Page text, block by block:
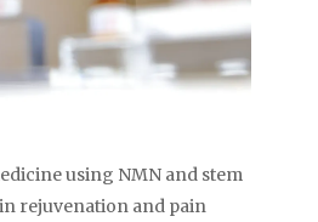
using NMN and stem
rejuvenation and pain